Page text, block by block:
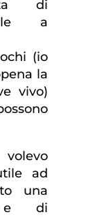
di
a
(io
la
vivo)
ad
una
e di